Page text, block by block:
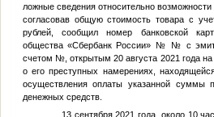
ложные сведения относительно возможности
согласовав общую стоимость товара с
рублей, сообщил номер банковской
общества «Сбербанк России» № № с
счетом № , открытым 20 августа 2021 года
о его преступных намерениях,
осуществления оплаты указанной суммы
денежных средств.
13 сентября 2021 года, около 10